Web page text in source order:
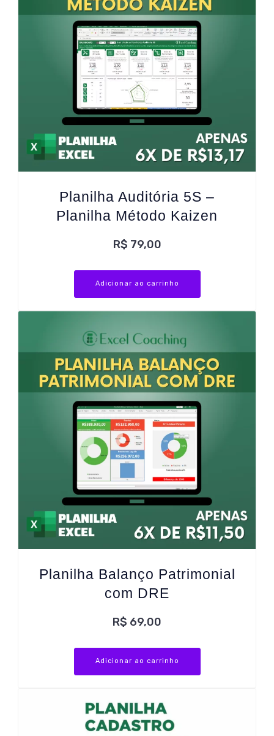
Planilha Auditória 5S –
Planilha Método Kaizen
R$ 79,00
Adicionar ao carrinho
Planilha Balanço Patrimonial
com DRE
R$ 69,00
Adicionar ao carrinho